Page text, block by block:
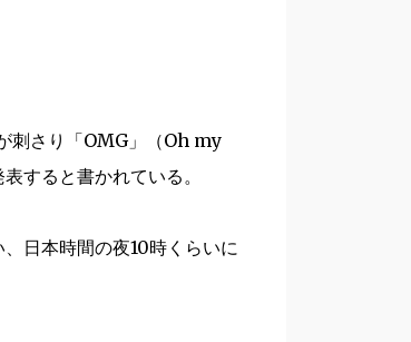
刺さり「OMG」（Oh my
すると書かれている。
日本時間の夜10時くらいに